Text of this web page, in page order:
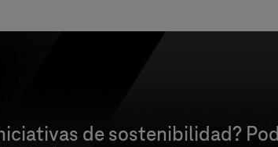
de sostenibilidad?